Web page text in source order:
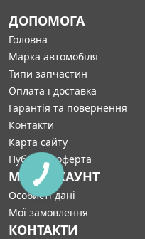
ДОПОМОГА
Головна
Марка автомобіля
Типи запчастин
Оплата і доставка
Гарантія та повернення
Контакти
Карта сайту
Публічна оферта
МІЙ АККАУНТ
Особисті дані
Мої замовлення
КОНТАКТИ